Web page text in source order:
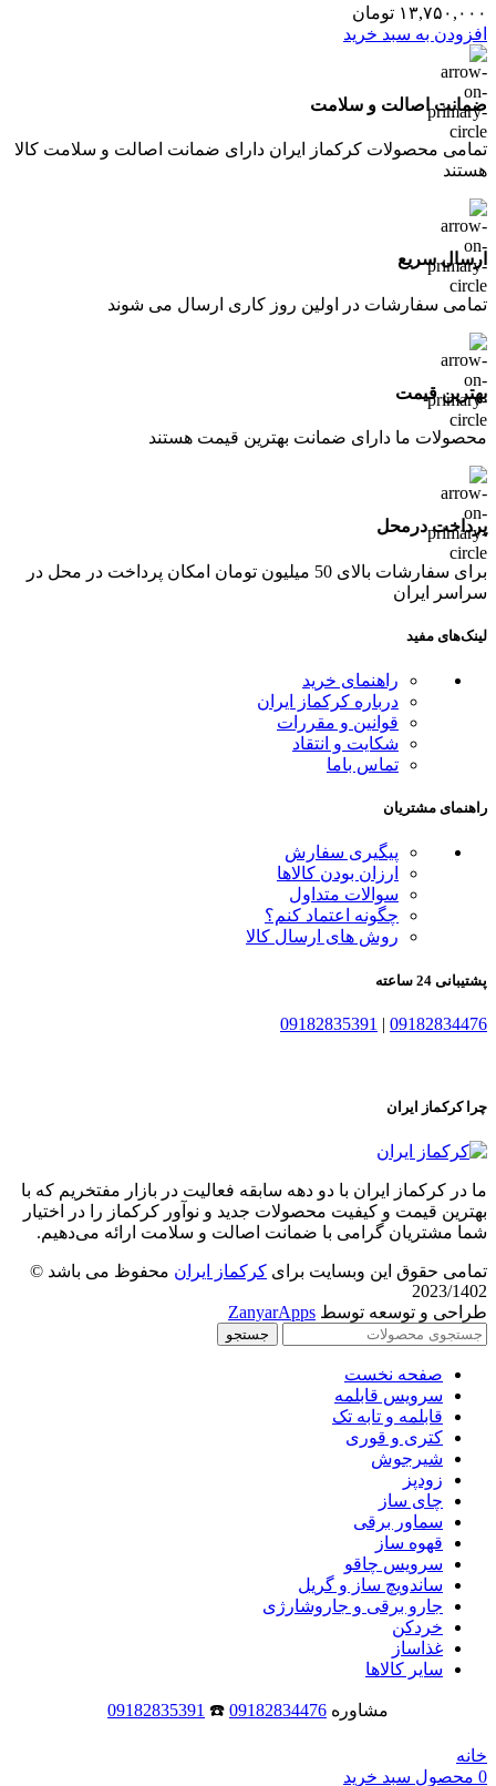
۱۳,۷۵۰,۰۰۰ تومان
افزودن به سبد خرید
ضمانت اصالت و سلامت
تمامی محصولات کرکماز ایران دارای ضمانت اصالت و سلامت کالا
هستند
ارسال سریع
تمامی سفارشات در اولین روز کاری ارسال می شوند
بهترین قیمت
محصولات ما دارای ضمانت بهترین قیمت هستند
پرداخت درمحل
برای سفارشات بالای 50 میلیون تومان امکان پرداخت در محل در
سراسر ایران
لینک‌های مفید
راهنمای خرید
درباره کرکماز ایران
قوانین و مقررات
شکایت و انتقاد
تماس باما
راهنمای مشتریان
پیگیری سفارش
ارزان بودن کالاها
سوالات متداول
چگونه اعتماد کنم؟
روش های ارسال کالا
پشتیبانی 24 ساعته
09182834476
|
09182835391
چرا کرکماز ایران
ما در کرکماز ایران با دو دهه سابقه فعالیت در بازار مفتخریم که با
بهترین قیمت و کیفیت محصولات جدید و نوآور کرکماز را در اختیار
شما مشتریان گرامی با ضمانت اصالت و سلامت ارائه می‌دهیم.
تمامی حقوق این وبسایت برای کرکماز ایران محفوظ می باشد ©
2023/1402
طراحی و توسعه توسط ZanyarApps
جستجو
صفحه نخست
سرویس قابلمه
قابلمه و تابه تک
کتری و قوری
شیرجوش
زودپز
چای ساز
سماور برقی
قهوه ساز
سرویس چاقو
ساندویچ ساز و گریل
جارو برقی و جاروشارژی
خردکن
غذاساز
سایر کالاها
مشاوره 09182834476
☎️
09182835391
خانه
0 محصول سبد خرید